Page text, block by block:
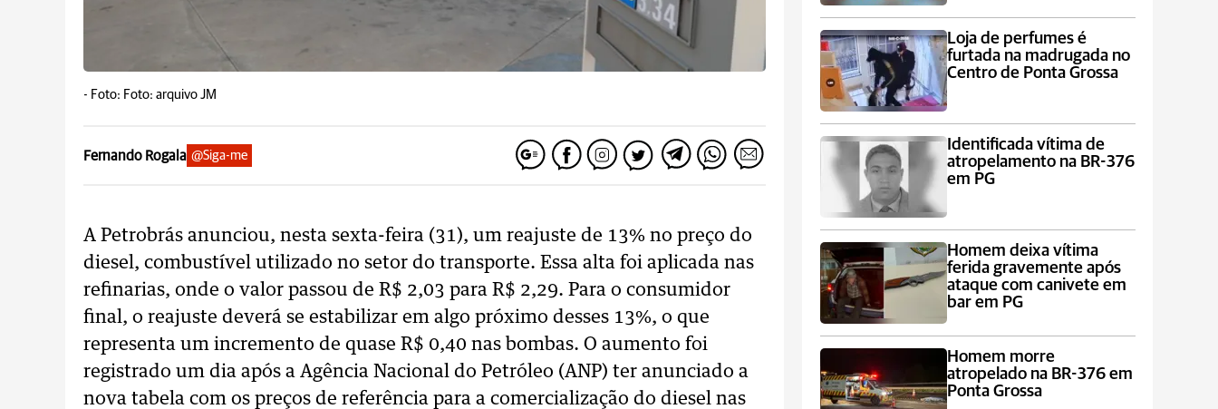
- Foto: Foto: arquivo JM
Fernando Rogala @Siga-me
A Petrobrás anunciou, nesta sexta-feira (31), um reajuste de 13% no preço do
diesel, combustível utilizado no setor do transporte. Essa alta foi aplicada nas
refinarias, onde o valor passou de R$ 2,03 para R$ 2,29. Para o consumidor
final, o reajuste deverá se estabilizar em algo próximo desses 13%, o que
representa um incremento de quase R$ 0,40 nas bombas. O aumento foi
registrado um dia após a Agência Nacional do Petróleo (ANP) ter anunciado a
nova tabela com os preços de referência para a comercialização do diesel nas
Loja de perfumes é
furtada na madrugada no
Centro de Ponta Grossa
Identificada vítima de
atropelamento na BR-376
em PG
Homem deixa vítima
ferida gravemente após
ataque com canivete em
bar em PG
Homem morre
atropelado na BR-376 em
Ponta Grossa